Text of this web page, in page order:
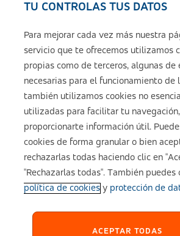
Seguros de ASISA
Sobre ASISA
Política de cookies
Configuración de cookies
Política de Privacidad
TU CONTROLAS TUS DATOS
Para mejorar cada vez más nuestra
servicio que te ofrecemos utilizamos
propias como de terceros, algunas de
necesarias para el funcionamiento de
también utilizamos cookies no
utilizadas para facilitar tu
proporcionarte información útil.
cookies de forma granular o bien
rechazarlas todas haciendo clic en
"Rechazarlas todas". También puedes
política de cookiesy protección de
ACEPTAR TODAS